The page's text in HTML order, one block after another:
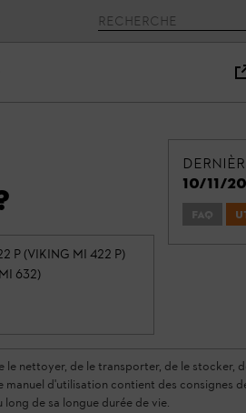
P (VIKING MI 422 P)
632)
10/11/
FAQ
nettoyer, de le transporter, de le stocker,
manuel d'utilisation contient des consignes
de sa longue durée de vie.